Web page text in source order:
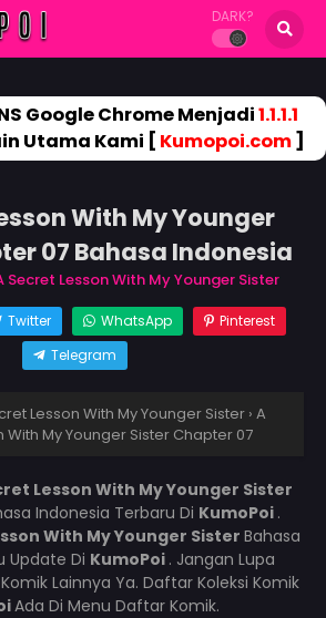
DARK?
Google Chrome Menjadi1.1.1.1
Utama Kami [ Kumopoi.com]
With My Younger
07 Bahasa Indonesia
Secret Lesson With My Younger Sister
Twitter WhatsApp
Pinterest
Telegram
Lesson With My Younger Sister › A
With My Younger Sister Chapter 07
Lesson With My Younger Sister
Indonesia Terbaru Di KumoPoi .
With My Younger SisterBahasa
Update Di KumoPoi . Jangan Lupa
Lainnya Ya. Daftar Koleksi Komik
Ada Di Menu Daftar Komik.